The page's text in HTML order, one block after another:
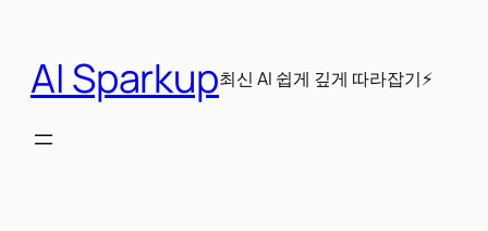
AI Sparkup최신 AI 쉽게 깊게 따라잡기⚡